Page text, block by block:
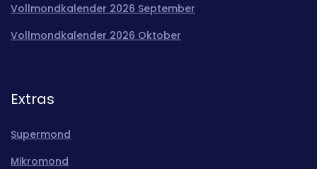
Vollmondkalender 2026 September
Vollmondkalender 2026 Oktober
Extras
Supermond
Mikromond